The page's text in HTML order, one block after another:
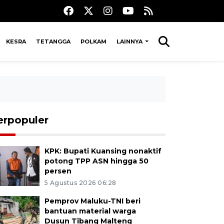
KESRA TETANGGA POLKAM LAINNYA
KPK: Bupati Kuansing nonaktif
potong TPP ASN hingga 50
persen
5 Agustus 2026 06:28
Pemprov Maluku-TNI beri
bantuan material warga
Dusun Tibang Malteng